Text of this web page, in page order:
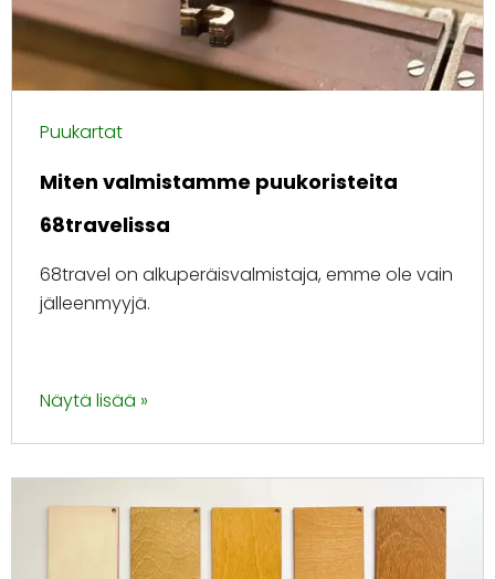
Puukartat
Miten valmistamme puukoristeita
68travelissa
68travel on alkuperäisvalmistaja, emme ole vain
jälleenmyyjä.
Näytä lisää »